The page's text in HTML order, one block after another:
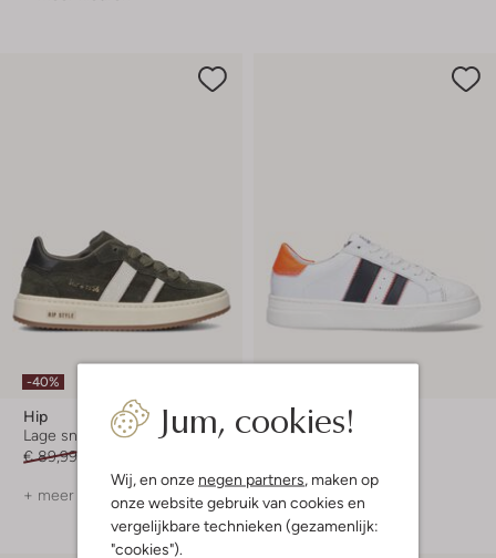
Jum, cookies!
Wij, en onze negen partners , maken op
onze website gebruik van cookies en
vergelijkbare technieken (gezamenlijk:
"cookies").
-40%
Hip
Lage sneakers
€ 89,99
+ meer kleuren
Hip
Lage sneakers